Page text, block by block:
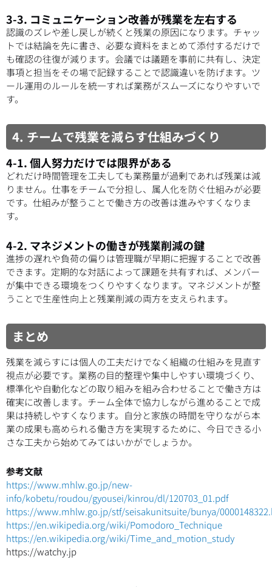
3-3. コミュニケーション改善が残業を左右する
認識のズレや差し戻しが続くと残業の原因になります。チャッ
トでは結論を先に書き、必要な資料をまとめて添付するだけで
も確認の往復が減ります。会議では議題を事前に共有し、決定
事項と担当をその場で記録することで認識違いを防げます。ツ
ール運用のルールを統一すれば業務がスムーズになりやすいで
す。
4. チームで残業を減らす仕組みづくり
4-1. 個人努力だけでは限界がある
どれだけ時間管理を工夫しても業務量が過剰であれば残業は減
りません。仕事をチームで分担し、属人化を防ぐ仕組みが必要
です。仕組みが整うことで働き方の改善は進みやすくなりま
す。
4-2. マネジメントの働きが残業削減の鍵
進捗の遅れや負荷の偏りは管理職が早期に把握することで改善
できます。定期的な対話によって課題を共有すれば、メンバー
が集中できる環境をつくりやすくなります。マネジメントが整
うことで生産性向上と残業削減の両方を支えられます。
まとめ
残業を減らすには個人の工夫だけでなく組織の仕組みを見直す
視点が必要です。業務の目的整理や集中しやすい環境づくり、
標準化や自動化などの取り組みを組み合わせることで働き方は
確実に改善します。チーム全体で協力しながら進めることで成
果は持続しやすくなります。自分と家族の時間を守りながら本
業の成果も高められる働き方を実現するために、今日できる小
さな工夫から始めてみてはいかがでしょうか。
参考文献
https://www.mhlw.go.jp/new-
info/kobetu/roudou/gyousei/kinrou/dl/120703_01.pdf
https://www.mhlw.go.jp/stf/seisakunitsuite/bunya/
https://en.wikipedia.org/wiki/Pomodoro_Technique
https://en.wikipedia.org/wiki/Time_and_motion_study
https://watchy.jp